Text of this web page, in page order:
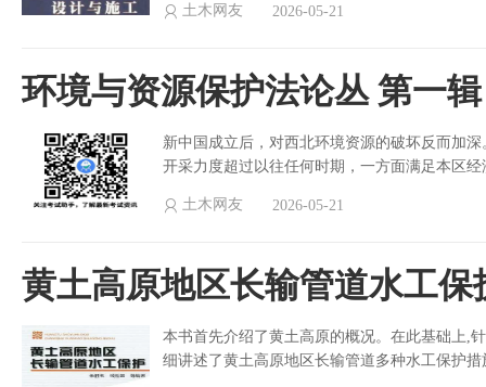
土木网友 2026-05-21
环境与资源保护法论丛 第一辑
新中国成立后，对西北环境资源的破坏反而加
开采力度超过以往任何时期，一方面满足本区
土木网友 2026-05-21
黄土高原地区长输管道水工保
本书首先介绍了黄土高原的概况。在此基础上,
细讲述了黄土高原地区长输管道多种水工保护